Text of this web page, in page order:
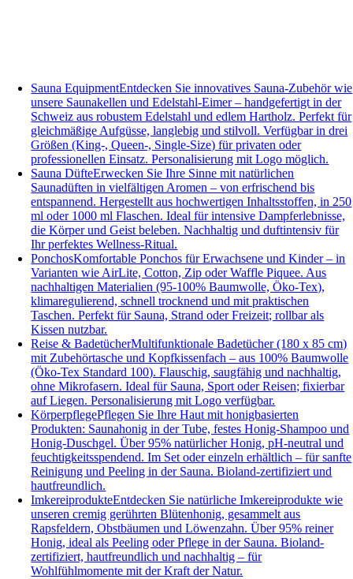
Sauna EquipmentEntdecken Sie innovatives Sauna-Zubehör wie
unsere Saunakellen und Edelstahl-Eimer – handgefertigt in der
Schweiz aus robustem Edelstahl und edlem Hartholz. Perfekt für
gleichmäßige Aufgüsse, langlebig und stilvoll. Verfügbar in drei
Größen (King-, Queen-, Single-Size) für privaten oder
professionellen Einsatz. Personalisierung mit Logo möglich.
Sauna DüfteErwecken Sie Ihre Sinne mit natürlichen
Saunadüften in vielfältigen Aromen – von erfrischend bis
entspannend. Hergestellt aus hochwertigen Inhaltsstoffen, in 250
ml oder 1000 ml Flaschen. Ideal für intensive Dampferlebnisse,
die Körper und Geist beleben. Nachhaltig und duftintensiv für
Ihr perfektes Wellness-Ritual.
PonchosKomfortable Ponchos für Erwachsene und Kinder – in
Varianten wie AirLite, Cotton, Zip oder Waffle Piquee. Aus
nachhaltigen Materialien (95-100% Baumwolle, Öko-Tex),
klimaregulierend, schnell trocknend und mit praktischen
Taschen. Perfekt für Sauna, Strand oder Freizeit; rollbar als
Kissen nutzbar.
Reise & BadetücherMultifunktionale Badetücher (180 x 85 cm)
mit Zubehörtasche und Kopfkissenfach – aus 100% Baumwolle
(Öko-Tex Standard 100). Flauschig, saugfähig und nachhaltig,
ohne Mikrofasern. Ideal für Sauna, Sport oder Reisen; fixierbar
auf Liegen. Personalisierung mit Logo verfügbar.
KörperpflegePflegen Sie Ihre Haut mit honigbasierten
Produkten: Saunahonig in der Tube, festes Honig-Shampoo und
Honig-Duschgel. Über 95% natürlicher Honig, pH-neutral und
feuchtigkeitsspendend. Im Set oder einzeln erhältlich – für sanfte
Reinigung und Peeling in der Sauna. Bioland-zertifiziert und
hautfreundlich.
ImkereiprodukteEntdecken Sie natürliche Imkereiprodukte wie
unseren cremig gerührten Blütenhonig, gesammelt aus
Rapsfeldern, Obstbäumen und Löwenzahn. Über 95% reiner
Honig, ideal als Peeling oder Pflege in der Sauna. Bioland-
zertifiziert, hautfreundlich und nachhaltig – für
Wohlfühlmomente mit der Kraft der Natur.